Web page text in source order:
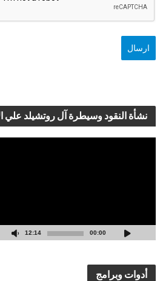
نشأة النقود وسيطرة آل روتشيلد علي
00:00
12:14
أدوات وبرامج